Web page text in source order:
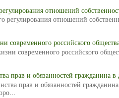
отношений
регулирования отношений
современного российского
современного российского
прав и обязанностей гражданина в
прав и обязанностей гражданина